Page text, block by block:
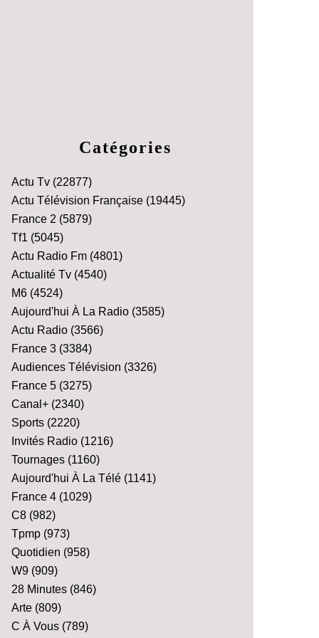
Catégories
Actu Tv (22877)
Actu Télévision Française (19445)
France 2 (5879)
Tf1 (5045)
Actu Radio Fm (4801)
Actualité Tv (4540)
M6 (4524)
Aujourd'hui À La Radio (3585)
Actu Radio (3566)
France 3 (3384)
Audiences Télévision (3326)
France 5 (3275)
Canal+ (2340)
Sports (2220)
Invités Radio (1216)
Tournages (1160)
Aujourd'hui À La Télé (1141)
France 4 (1029)
C8 (982)
Tpmp (973)
Quotidien (958)
W9 (909)
28 Minutes (846)
Arte (809)
C À Vous (789)